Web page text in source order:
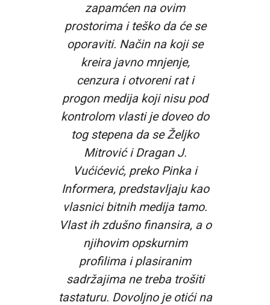
zapamćen na ovim
prostorima i teško da će se
oporaviti. Način na koji se
kreira javno mnjenje,
cenzura i otvoreni rat i
progon medija koji nisu pod
kontrolom vlasti je doveo do
tog stepena da se Željko
Mitrović i Dragan J.
Vućićević, preko Pinka i
Informera, predstavljaju kao
vlasnici bitnih medija tamo.
Vlast ih zdušno finansira, a o
njihovim opskurnim
profilima i plasiranim
sadržajima ne treba trošiti
tastaturu. Dovoljno je otići na